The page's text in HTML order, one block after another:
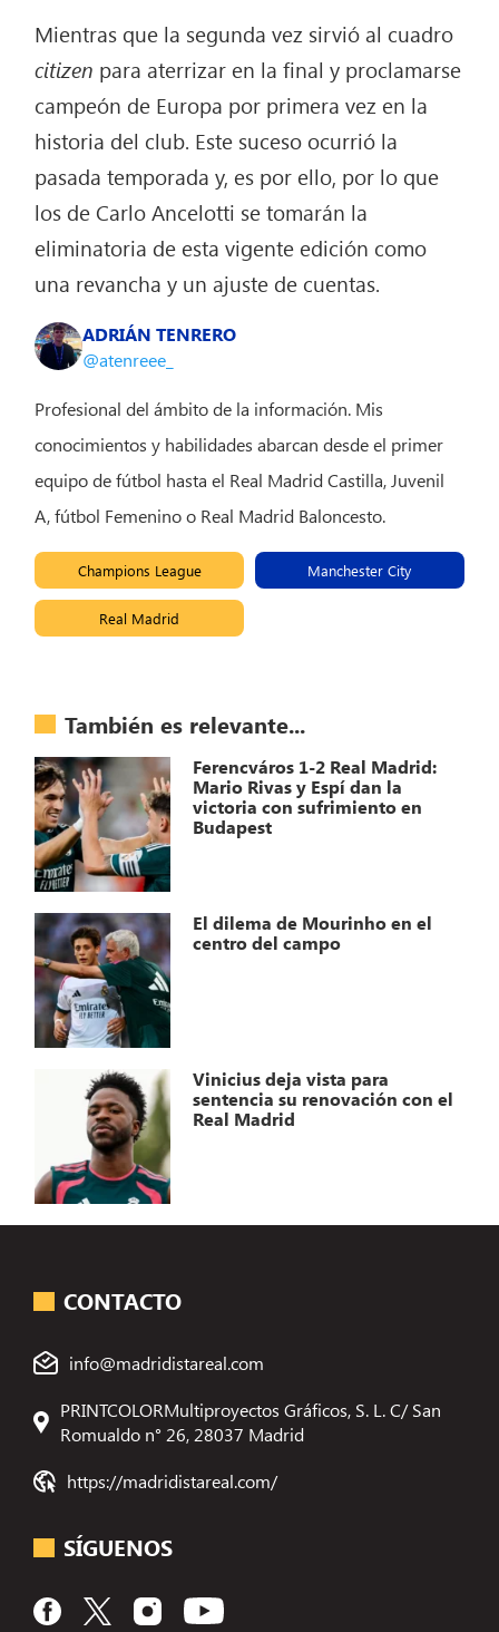
Mientras que la segunda vez sirvió al cuadro
citizen para aterrizar en la final y proclamarse
campeón de Europa por primera vez en la
historia del club. Este suceso ocurrió la
pasada temporada y, es por ello, por lo que
los de Carlo Ancelotti se tomarán la
eliminatoria de esta vigente edición como
una revancha y un ajuste de cuentas.
ADRIÁN TENRERO
@atenreee_
Profesional del ámbito de la información. Mis
conocimientos y habilidades abarcan desde el primer
equipo de fútbol hasta el Real Madrid Castilla, Juvenil
A, fútbol Femenino o Real Madrid Baloncesto.
Champions League Manchester City
Real Madrid
También es relevante...
Ferencváros 1-2 Real Madrid:
Mario Rivas y Espí dan la
victoria con sufrimiento en
Budapest
El dilema de Mourinho en el
centro del campo
Vinicius deja vista para
sentencia su renovación con el
Real Madrid
CONTACTO
info@madridistareal.com
PRINTCOLORMultiproyectos Gráficos, S. L. C/ San
Romualdo n° 26, 28037 Madrid
https://madridistareal.com/
SÍGUENOS